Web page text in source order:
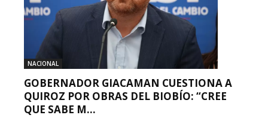
NACIONAL
GOBERNADOR GIACAMAN CUESTIONA A
QUIROZ POR OBRAS DEL BIOBÍO: “CREE
QUE SABE M...